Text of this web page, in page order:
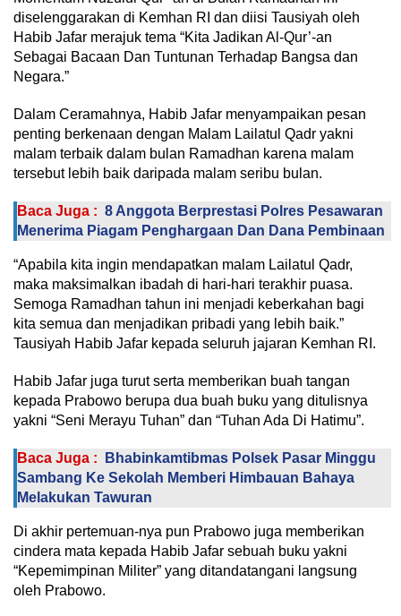
diselenggarakan di Kemhan RI dan diisi Tausiyah oleh
Habib Jafar merajuk tema “Kita Jadikan Al-Qur’-an
Sebagai Bacaan Dan Tuntunan Terhadap Bangsa dan
Negara.”
Dalam Ceramahnya, Habib Jafar menyampaikan pesan
penting berkenaan dengan Malam Lailatul Qadr yakni
malam terbaik dalam bulan Ramadhan karena malam
tersebut lebih baik daripada malam seribu bulan.
Baca Juga : 8 Anggota Berprestasi Polres Pesawaran
Menerima Piagam Penghargaan Dan Dana Pembinaan
“Apabila kita ingin mendapatkan malam Lailatul Qadr,
maka maksimalkan ibadah di hari-hari terakhir puasa.
Semoga Ramadhan tahun ini menjadi keberkahan bagi
kita semua dan menjadikan pribadi yang lebih baik.”
Tausiyah Habib Jafar kepada seluruh jajaran Kemhan RI.
Habib Jafar juga turut serta memberikan buah tangan
kepada Prabowo berupa dua buah buku yang ditulisnya
yakni “Seni Merayu Tuhan” dan “Tuhan Ada Di Hatimu”.
Baca Juga :
Bhabinkamtibmas Polsek Pasar Minggu
Sambang Ke Sekolah Memberi Himbauan Bahaya
Melakukan Tawuran
Di akhir pertemuan-nya pun Prabowo juga memberikan
cindera mata kepada Habib Jafar sebuah buku yakni
“Kepemimpinan Militer” yang ditandatangani langsung
oleh Prabowo.